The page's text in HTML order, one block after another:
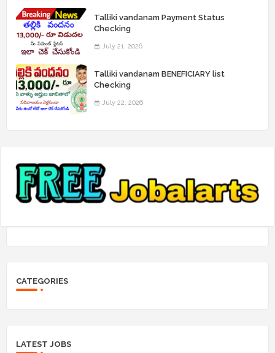
Talliki vandanam Payment Status
Checking
July 21, 2026
Talliki vandanam BENEFICIARY list
Checking
July 22, 2026
CATEGORIES
LATEST JOBS